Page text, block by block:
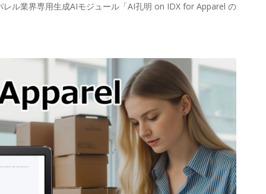
ル業界専用生成AIモジュール「AI孔明 on IDX for Apparel の